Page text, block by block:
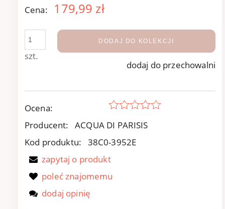
Cena:
179,99 zł
szt.
DODAJ DO KOLEKCJI
dodaj do przechowalni
Ocena:
Producent:
ACQUA DI PARISIS
Kod produktu:
38C0-3952E
zapytaj o produkt
poleć znajomemu
dodaj opinię